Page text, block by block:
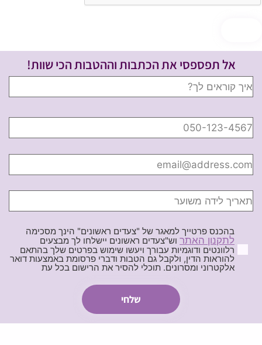
אל תפספסי את הכתבות וההטבות הכי שוות!
בהכנס פרטייך למאגר של "צעדים ראשונים" הינך מסכימה
לתקנון האתרוש"צעדים ראשונים יישלחו לך מבצעים
רלוונטים ודוגמיות עבורך ויעשו שימוש בפרטים שלך בהתאם
להוראות הדין, ולקבל גם הטבות ודברי פרסומת באמצעות דואר
אלקטרוני ומסרונים. תוכלי להסיר את הרישום בכל עת